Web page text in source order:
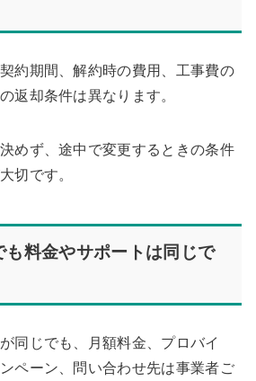
約期間、解約時の費用、工事費の
返却条件は異なります。
めず、途中で変更するときの条件
切です。
も料金やサポートは同じで
同じでも、月額料金、プロバイ
ペーン、問い合わせ先は事業者ご